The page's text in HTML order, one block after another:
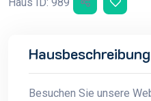
Hausbeschreibung
Besuchen Sie unsere